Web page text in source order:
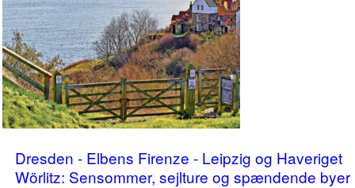
Dresden - Elbens Firenze - Leipzig og Haveriget
Wörlitz: Sensommer, sejlture og spændende byer